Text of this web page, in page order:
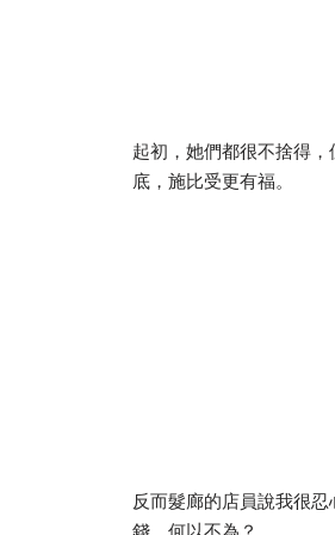
起初，她們都很不捨得
底，施比受更有福。
反而髮廊的店員說我很
錢，何以不為？